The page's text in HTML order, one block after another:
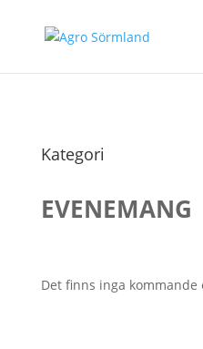
Kategori
EVENEMANG
Det finns inga